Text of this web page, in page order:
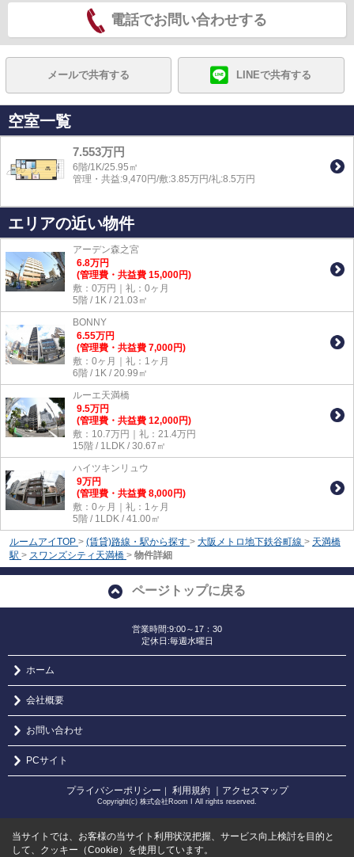
電話でお問い合わせする
メールで共有する LINEで共有する
空室一覧
7.553万円
6階/1K/25.95㎡
管理・共益:9,470円/敷:3.85万円/礼:8.5万円
エリアの近い物件
アーデン森之宮
6.8万円
(管理費・共益費 15,000円)
敷：0万円｜礼：0ヶ月
5階 / 1K / 21.03㎡
BONNY
6.55万円
(管理費・共益費 7,000円)
敷：0ヶ月｜礼：1ヶ月
6階 / 1K / 20.99㎡
ルーエ天満橋
9.5万円
(管理費・共益費 12,000円)
敷：10.7万円｜礼：21.4万円
15階 / 1LDK / 30.67㎡
ハイツキンリュウ
9万円
(管理費・共益費 8,000円)
敷：0ヶ月｜礼：1ヶ月
5階 / 1LDK / 41.00㎡
ルームアイTOP > (賃貸)路線・駅から探す > 大阪メトロ地下鉄谷町線 > 天満橋
駅 > スワンズシティ天満橋 > 物件詳細
ページトップに戻る
営業時間:9:00～17：30
定休日:毎週水曜日
ホーム
会社概要
お問い合わせ
PCサイト
プライバシーポリシー ｜ 利用規約 ｜アクセスマップ
Copyright(c) 株式会社Room I All rights reserved.
当サイトでは、お客様の当サイト利用状況把握、サービス向上検討を目的と
して、クッキー（Cookie）を使用しています。